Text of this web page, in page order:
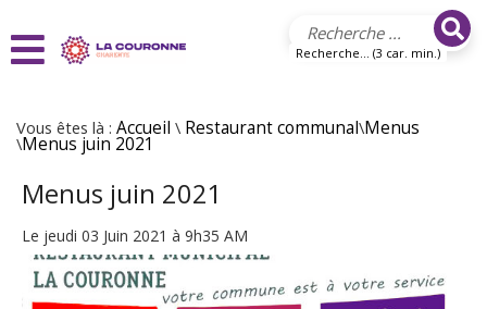
Recherche... (3 car. min.)
Vous êtes là : Accueil \ Restaurant communal\Menus
\Menus juin 2021
Menus juin 2021
Le jeudi 03 Juin 2021 à 9h35 AM